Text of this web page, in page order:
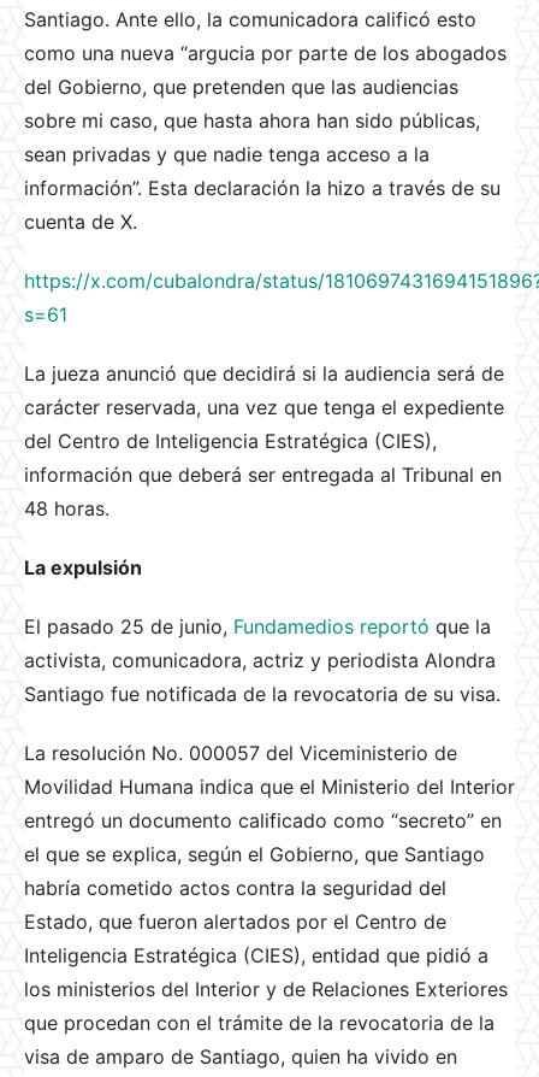
Santiago. Ante ello, la comunicadora calificó esto
como una nueva “argucia por parte de los abogados
del Gobierno, que pretenden que las audiencias
sobre mi caso, que hasta ahora han sido públicas,
sean privadas y que nadie tenga acceso a la
información”. Esta declaración la hizo a través de su
cuenta de X.
https://x.com/cubalondra/status/
s=61
La jueza anunció que decidirá si la audiencia será de
carácter reservada, una vez que tenga el expediente
del Centro de Inteligencia Estratégica (CIES),
información que deberá ser entregada al Tribunal en
48 horas.
La expulsión
El pasado 25 de junio, Fundamedios reportó que la
activista, comunicadora, actriz y periodista Alondra
Santiago fue notificada de la revocatoria de su visa.
La resolución No. 000057 del Viceministerio de
Movilidad Humana indica que el Ministerio del Interior
entregó un documento calificado como “secreto” en
el que se explica, según el Gobierno, que Santiago
habría cometido actos contra la seguridad del
Estado, que fueron alertados por el Centro de
Inteligencia Estratégica (CIES), entidad que pidió a
los ministerios del Interior y de Relaciones Exteriores
que procedan con el trámite de la revocatoria de la
visa de amparo de Santiago, quien ha vivido en